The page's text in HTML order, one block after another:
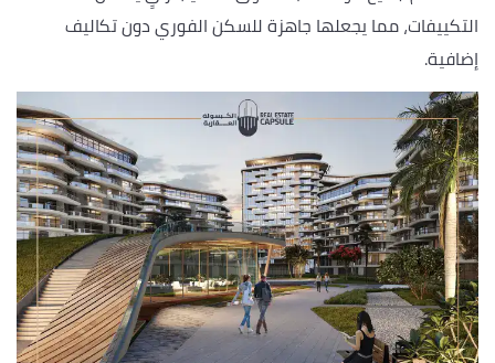
التكييفات، مما يجعلها جاهزة للسكن الفوري دون تكاليف
إضافية.